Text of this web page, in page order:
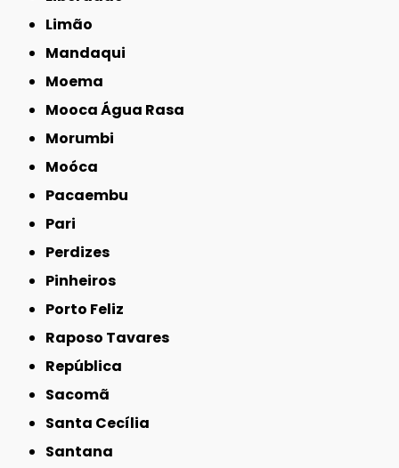
Limão
Mandaqui
Moema
Mooca Água Rasa
Morumbi
Moóca
Pacaembu
Pari
Perdizes
Pinheiros
Porto Feliz
Raposo Tavares
República
Sacomã
Santa Cecília
Santana